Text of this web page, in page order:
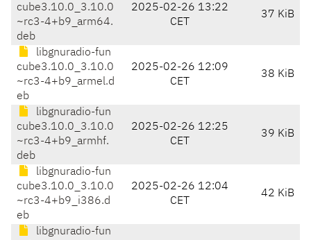
cube3.10.0_3.10.0
~rc3-4+b9_arm64.
deb
2025-02-26 13:22
CET
37 KiB
libgnuradio-fun
cube3.10.0_3.10.0
~rc3-4+b9_armel.d
eb
2025-02-26 12:09
CET
38 KiB
libgnuradio-fun
cube3.10.0_3.10.0
~rc3-4+b9_armhf.
deb
2025-02-26 12:25
CET
39 KiB
libgnuradio-fun
cube3.10.0_3.10.0
~rc3-4+b9_i386.d
eb
2025-02-26 12:04
CET
42 KiB
libgnuradio-fun